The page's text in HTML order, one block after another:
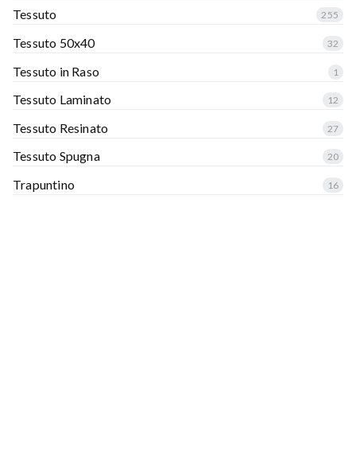
Tessuto 255
Tessuto 50x40 32
Tessuto in Raso 1
Tessuto Laminato 12
Tessuto Resinato 27
Tessuto Spugna 20
Trapuntino 16